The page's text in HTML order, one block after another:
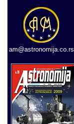
am@astronomija.co.rs